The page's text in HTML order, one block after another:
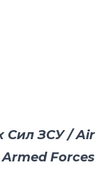
Сил ЗСУ / Air
Forces